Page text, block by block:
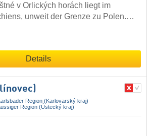
v Orlických horách liegt im
unweit der Grenze zu Polen.…
Details
Region (Karlovarský kraj)
Region (Ústecký kraj)